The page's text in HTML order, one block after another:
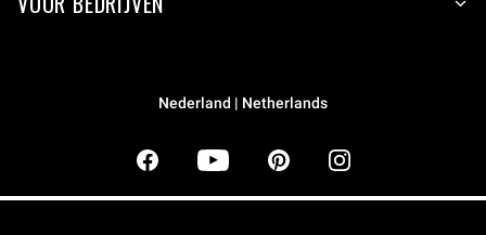
Nederland | Netherlands